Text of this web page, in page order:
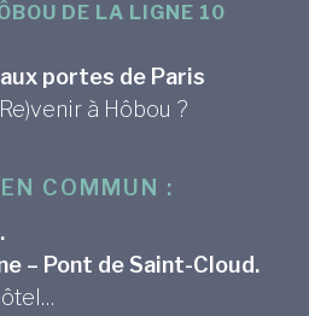
DE LA LIGNE 10
portes de Paris
à Hôbou ?
COMMUN :
– Pont de Saint-Cloud.